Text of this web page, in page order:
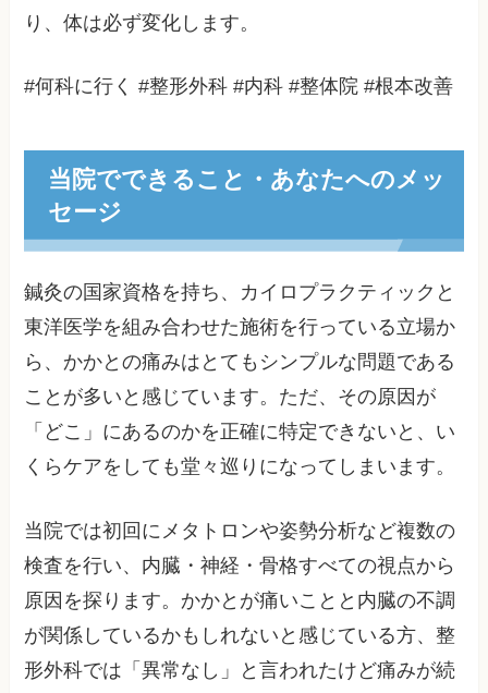
り、体は必ず変化します。
#何科に行く #整形外科 #内科 #整体院 #根本改善
当院でできること・あなたへのメッ
セージ
鍼灸の国家資格を持ち、カイロプラクティックと
東洋医学を組み合わせた施術を行っている立場か
ら、かかとの痛みはとてもシンプルな問題である
ことが多いと感じています。ただ、その原因が
「どこ」にあるのかを正確に特定できないと、い
くらケアをしても堂々巡りになってしまいます。
当院では初回にメタトロンや姿勢分析など複数の
検査を行い、内臓・神経・骨格すべての視点から
原因を探ります。かかとが痛いことと内臓の不調
が関係しているかもしれないと感じている方、整
形外科では「異常なし」と言われたけど痛みが続